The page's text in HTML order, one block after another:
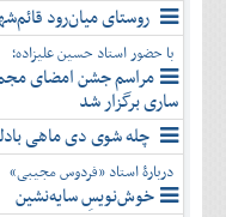
روستای میان‌رود
با حضور استاد حسین علیزاده؛
مراسم جشن امضای
ساری برگزار شد
چله شوی دی ماهی
دربارۀ استاد «فردوس مجیبی»
خوش‌نویسِ سایه‌نشین